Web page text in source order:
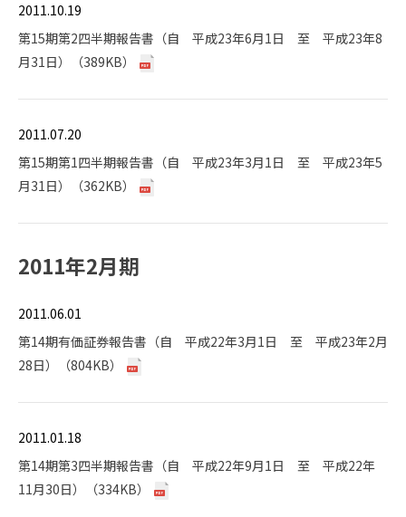
2011.10.19
第15期第2四半期報告書（自 平成23年6月1日 至 平成23年8
月31日）（389KB）
2011.07.20
第15期第1四半期報告書（自 平成23年3月1日 至 平成23年5
月31日）（362KB）
2011年2月期
2011.06.01
第14期有価証券報告書（自 平成22年3月1日 至 平成23年2月
28日）（804KB）
2011.01.18
第14期第3四半期報告書（自 平成22年9月1日 至 平成22年
11月30日）（334KB）